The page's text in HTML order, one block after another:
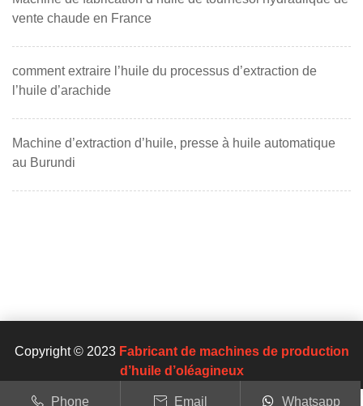
vente chaude en France
comment extraire l’huile du processus d’extraction de
l’huile d’arachide
Machine d’extraction d’huile, presse à huile automatique
au Burundi
Copyright © 2023 Fabricant de machines de production
d’huile d’oléagineux
Phone Email Whatsapp